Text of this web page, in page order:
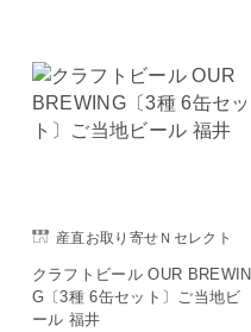
産直お取り寄せＮセレクト
クラフトビール OUR BREWIN
G〔3種 6缶セット〕ご当地ビ
ール 福井